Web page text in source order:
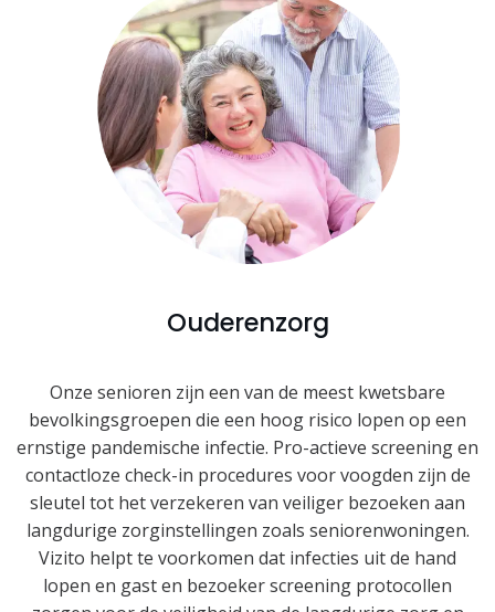
Ouderenzorg
Onze senioren zijn een van de meest kwetsbare
bevolkingsgroepen die een hoog risico lopen op een
ernstige pandemische infectie. Pro-actieve screening en
contactloze check-in procedures voor voogden zijn de
sleutel tot het verzekeren van veiliger bezoeken aan
langdurige zorginstellingen zoals seniorenwoningen.
Vizito helpt te voorkomen dat infecties uit de hand
lopen en gast en bezoeker screening protocollen